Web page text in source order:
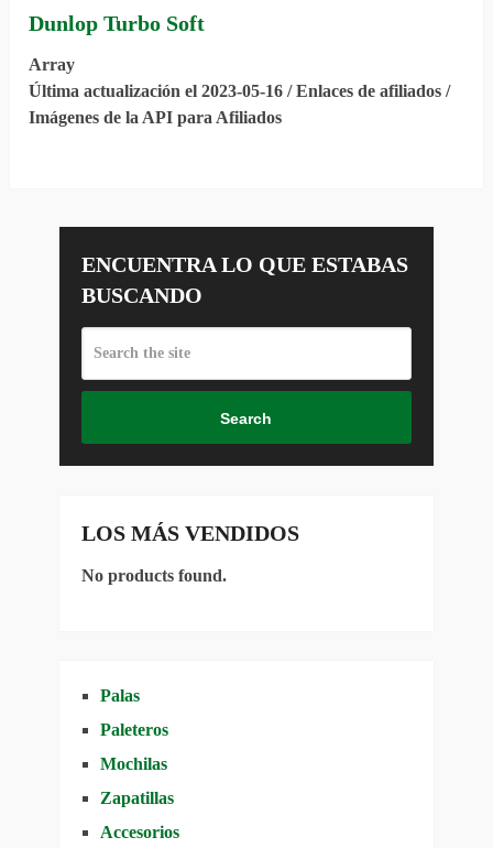
Dunlop Turbo Soft
Array
Última actualización el 2023-05-16 / Enlaces de afiliados /
Imágenes de la API para Afiliados
ENCUENTRA LO QUE ESTABAS
BUSCANDO
Search
LOS MÁS VENDIDOS
No products found.
Palas
Paleteros
Mochilas
Zapatillas
Accesorios